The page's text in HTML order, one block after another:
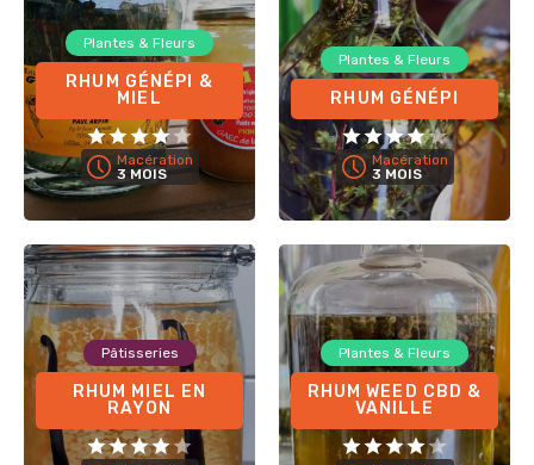
Plantes & Fleurs
RHUM GÉNÉPI &
MIEL
Macération
3 MOIS
Plantes & Fleurs
RHUM GÉNÉPI
Macération
3 MOIS
Pâtisseries
RHUM MIEL EN
RAYON
Plantes & Fleurs
RHUM WEED CBD &
VANILLE